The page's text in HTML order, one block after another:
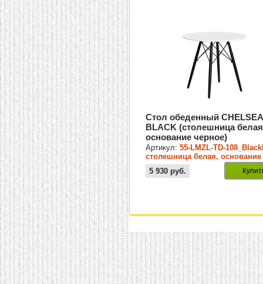
Стол обеденный
BLACK (столешница
основание черное)
Артикул:55-LMZL-TD-
столешница белая, основание
черное
5 930 руб.